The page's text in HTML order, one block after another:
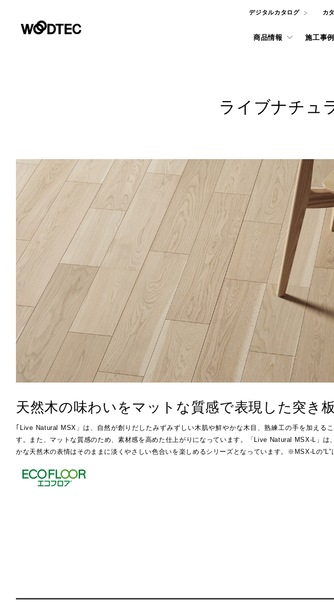
デジタルカタログ カ
商品情報 施工事例
戸建住宅・マンション二重床用
マンション直貼り用（L-45,L-40）
リフォーム用（上貼り）フローリン
ペット用フローリング for Dog
ブランドから選ぶ
・[挽き板] ライブナチュラルプレミアム
・[突き板] ライブナチュラル
・[突き板] エアリスα
・[シート] アネックス
オーダーメイド メッセージオーダ
土足施設向け メッセージハード
メッセージハード オール国産材
オフィス向け メッセージオフィス
宿泊施設向け メッセージホテル
保育施設向け メッセージキッズ
高齢者施設向け メッセージケア
ライブナチュラル
非住宅用フローリング
FOCUS ARCHITECT
会社概要
企業理念
営業拠点
製造・開発拠点
沿革・商品開発の歴史
ものづくりへの取り組み
環境・品質方針
性能と品質について [一覧]
環境への取り組み [一覧]
健康経営の推進
(公財)朝日ウッドテック財団
データダウンロード
パース制作やプレゼンテーションに使える各種データ・資料をダウンロードいただけます。
商品画像・特徴画像
シームレス(リピート)画像
商品提案書
施工例画像
CADデータ
施工説明書
ショールーム SHOWROOM
会社情報 COMPANY INFO
お客様窓口
プロユーザーサイト for Professional
フローリングリフォームお悩み解決サイト
フローリング総合研究所
採用情報
Select Language
ライブナチュ
天然木の味わいをマットな質感で表現した突き
｢Live Natural MSX」は、自然が創りだしたみずみずしい木肌や鮮やかな木目、熟練工の手を加える
す。また、マットな質感のため、素材感を高めた仕上がりになっています。「Live Natural MSX-L」は
かな天然木の表情はそのままに淡くやさしい色合いを楽しめるシリーズとなっています。※MSX-Lの“L”